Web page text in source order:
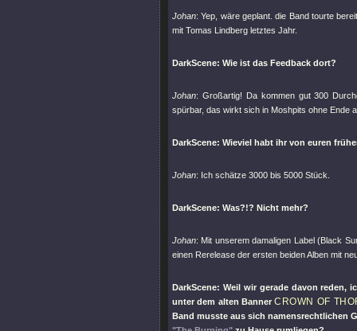
Johan: Yep, wäre geplant. die Band tourte
mit Tomas Lindberg letztes Jahr.
DarkScene: Wie ist das Feedback dort?
Johan: Großartig! Da kommen gut 300
spürbar, das wirkt sich in Moshpits ohne Ende
DarkScene: Wieviel habt ihr von euren
Johan: Ich schätze 3000 bis 5000 Stück.
DarkScene: Was?!? Nicht mehr?
Johan: Mit unserem damaligen Label (Black
einen Rerelease der ersten beiden Alben mit
DarkScene: Weil wir gerade davon reden,
unter dem alten BannerCROWN OF
Band musste aus sich namensrechtlichen